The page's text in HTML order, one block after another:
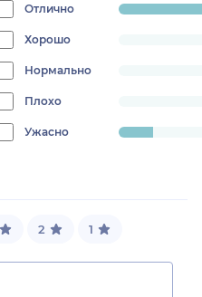
Отлично
progress:
Хорошо
Нормально
Плохо
Ужасно
2 1